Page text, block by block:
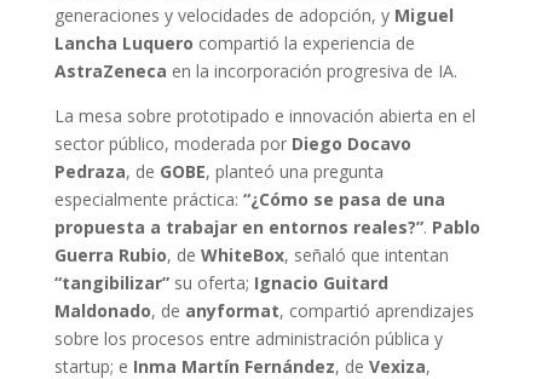
generaciones y velocidades de adopción, y Miguel
Lancha Luquero compartió la experiencia de
AstraZeneca en la incorporación progresiva de IA.
La mesa sobre prototipado e innovación abierta en el
sector público, moderada por Diego Docavo
Pedraza, de GOBE, planteó una pregunta
especialmente práctica: “¿Cómo se pasa de una
propuesta a trabajar en entornos reales?”. Pablo
Guerra Rubio, de WhiteBox, señaló que intentan
“tangibilizar”su oferta; Ignacio Guitard
Maldonado, de anyformat, compartió aprendizajes
sobre los procesos entre administración pública y
startup; e Inma Martín Fernández, de Vexiza,